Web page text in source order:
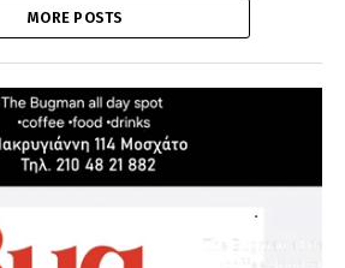
MORE POSTS